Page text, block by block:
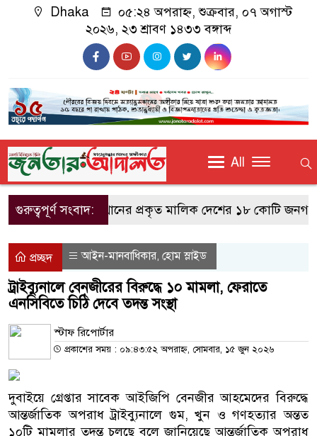
Dhaka
০৫:২৪ অপরাহ্ন, শুক্রবার, ০৭ অগাস্ট
২০২৬, ২৩ শ্রাবণ ১৪৩৩ বঙ্গাব্দ
All
গুরুত্বপূর্ণ সংবাদ:
গণঅভ্যুত্থানের প্রকৃত মালিক দেশের ১৮ কোটি জনগণ: ভূমি
প্রচ্ছদ আইন-মানবাধিকার, হোম স্লাইড
ট্রাইব্যুনালে বেনজীরের বিরুদ্ধে ১০ মামলা, ফেরাতে
এনসিবিতে চিঠি দেবে তদন্ত সংস্থা
স্টাফ রিপোর্টার
প্রকাশের সময় : ০৯:৪৩:৫২ অপরাহ্ন, সোমবার, ১৫ জুন ২০২৬
দুবাইয়ে গ্রেপ্তার সাবেক আইজিপি বেনজীর আহমেদের বিরুদ্ধে
আন্তর্জাতিক অপরাধ ট্রাইব্যুনালে গুম, খুন ও গণহত্যার অন্তত
১০টি মামলার তদন্ত চলছে বলে জানিয়েছে আন্তর্জাতিক অপরাধ